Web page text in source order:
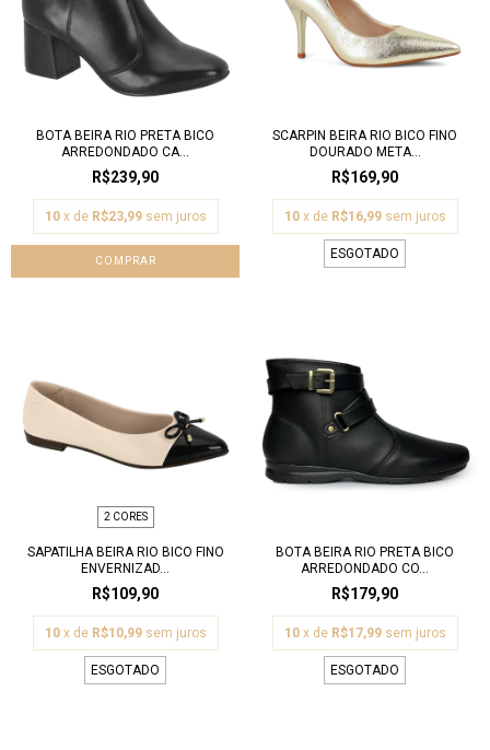
BOTA BEIRA RIO PRETA BICO
ARREDONDADO CA...
R$239,90
10 x de R$23,99 sem juros
COMPRAR
SCARPIN BEIRA RIO BICO FINO
DOURADO META...
R$169,90
10 x de R$16,99 sem juros
ESGOTADO
2 CORES
SAPATILHA BEIRA RIO BICO FINO
ENVERNIZAD...
R$109,90
10 x de R$10,99 sem juros
ESGOTADO
BOTA BEIRA RIO PRETA BICO
ARREDONDADO CO...
R$179,90
10 x de R$17,99 sem juros
ESGOTADO